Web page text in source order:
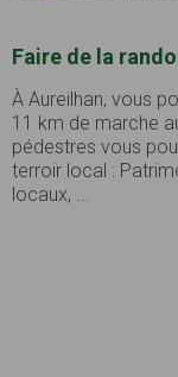
Faire de la
À Aureilhan, vous
11 km de marche
pédestres vous
terroir local :
locaux, ...